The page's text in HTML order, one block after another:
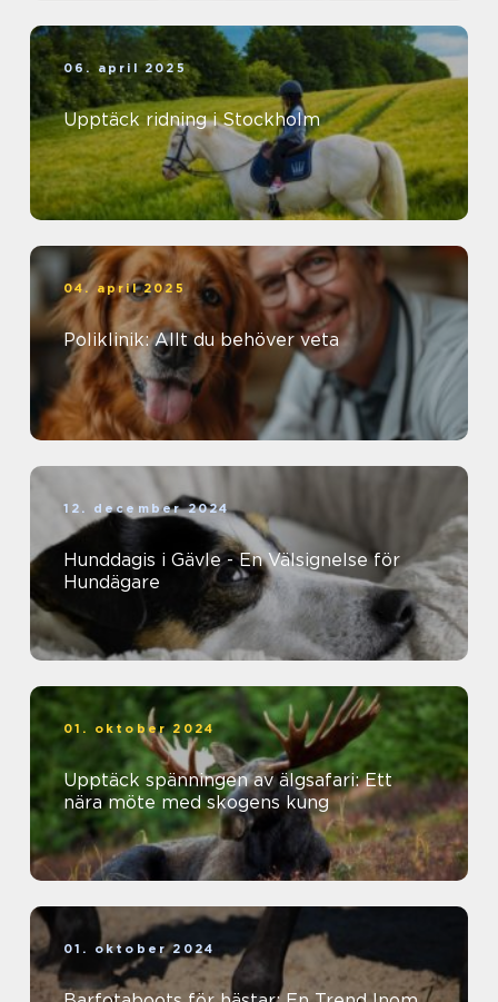
06. april 2025
Upptäck ridning i Stockholm
04. april 2025
Poliklinik: Allt du behöver veta
12. december 2024
Hunddagis i Gävle - En Välsignelse för
Hundägare
01. oktober 2024
Upptäck spänningen av älgsafari: Ett
nära möte med skogens kung
01. oktober 2024